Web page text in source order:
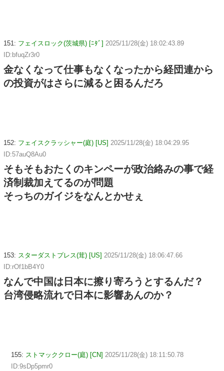
151: フェイスロック(茨城県) [ﾆﾀﾞ] 2025/11/28(金) 18:02:43.89
ID:bfuqZr3r0
金なくなって仕事もなくなったから経団連から
の投資がはさらに減ると困るんだろ
152: フェイスクラッシャー(庭) [US] 2025/11/28(金) 18:04:29.95
ID:57auQ8Au0
そもそもおたくのキンペーが政治絡みの事で経
済制裁加えてるのが問題
そっちのガイジをなんとかせぇ
153: スターダストプレス(茸) [US] 2025/11/28(金) 18:06:47.66
ID:rOf1bB4Y0
なんで中国は日本に擦り寄ろうとするんだ？
台湾侵略流れで日本に影響あんのか？
155: ストマッククロー(庭) [CN] 2025/11/28(金) 18:11:50.78
ID:9sDp5pmr0